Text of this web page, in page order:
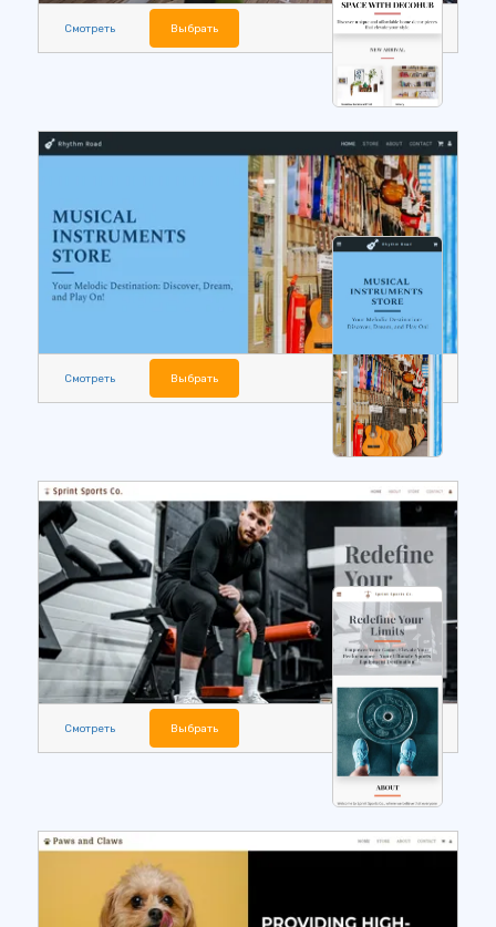
Смотреть Выбрать
Смотреть Выбрать
Смотреть Выбрать